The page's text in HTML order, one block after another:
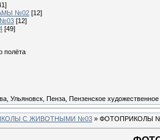
№02 [12]
[12]
[49]
полёта
Ульяновск, Пенза, Пензенское
С ЖИВОТНЫМИ №03 » ФОТОПРИКОЛЫ